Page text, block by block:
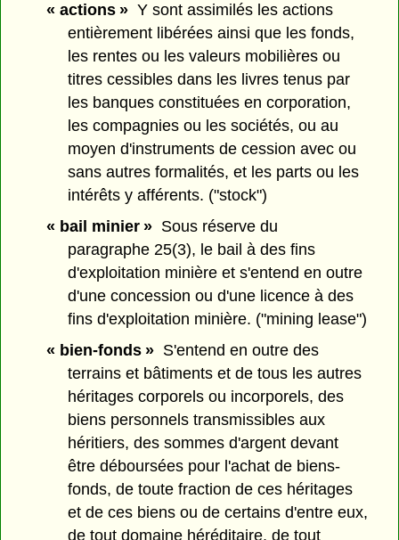
« actions »Y sont assimilés les actions
entièrement libérées ainsi que les fonds,
les rentes ou les valeurs mobilières ou
titres cessibles dans les livres tenus par
les banques constituées en corporation,
les compagnies ou les sociétés, ou au
moyen d'instruments de cession avec ou
sans autres formalités, et les parts ou les
intérêts y afférents. ("stock")
« bail minier »Sous réserve du
paragraphe 25(3), le bail à des fins
d'exploitation minière et s'entend en outre
d'une concession ou d'une licence à des
fins d'exploitation minière. ("mining lease")
« bien-fonds »S'entend en outre des
terrains et bâtiments et de tous les autres
héritages corporels ou incorporels, des
biens personnels transmissibles aux
héritiers, des sommes d'argent devant
être déboursées pour l'achat de biens-
fonds, de toute fraction de ces héritages
et de ces biens ou de certains d'entre eux,
de tout domaine héréditaire, de tout